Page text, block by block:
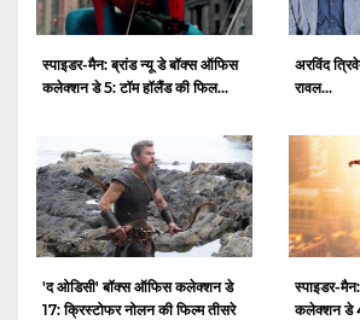
स्पाइडर-मैन: ब्रांड न्यू डे बॉक्स ऑफिस
कलेक्शन डे 5: टॉम हॉलैंड की फिल...
अरविंद
रावल...
'द ओडिसी' बॉक्स ऑफिस कलेक्शन डे
17: क्रिस्टोफर नोलन की फिल्म तीसरे
स्पाइडर-
कलेक्शन डे